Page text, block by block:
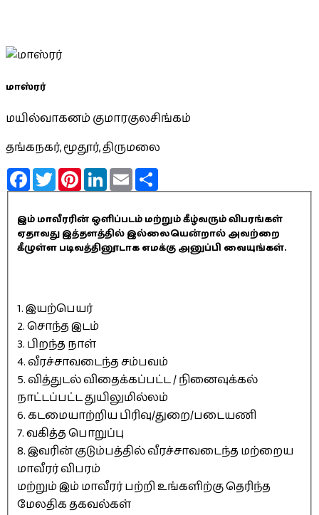
மாஸ்ரர்
மயில்வாகனம் குமாரகுலசிங்கம்
தங்கநகர், மூதூர், திருமலை
FacebookTwitterPinterestLinkedInEmail
இம் மாவீரரின் ஒளிப்படம் மற்றும் கீழ்வரும் விபரங்கள்
ஏதாவது இத்தளத்தில் இல்லையென்றால் அவற்றை
கீழுள்ள படிவத்தினூடாக எமக்கு அனுப்பி வையுங்கள்.
1. இயற்பெயர்
2. சொந்த இடம்
3. பிறந்த நாள்
4. வீரச்சாவடைந்த சம்பவம்
5. வித்துடல் விதைக்கப்பட்ட / நினைவுக்கல்
நாட்டப்பட்ட துயிலுமில்லம்
6. கடமையாற்றிய பிரிவு/துறை/படையணி
7. வகித்த பொறுப்பு
8. இவரின் குடும்பத்தில் வீரச்சாவடைந்த மற்றைய
மாவீரர் விபரம்
மற்றும் இம் மாவீரர் பற்றி உங்களிற்கு தெரிந்த
மேலதிக தகவல்கள்